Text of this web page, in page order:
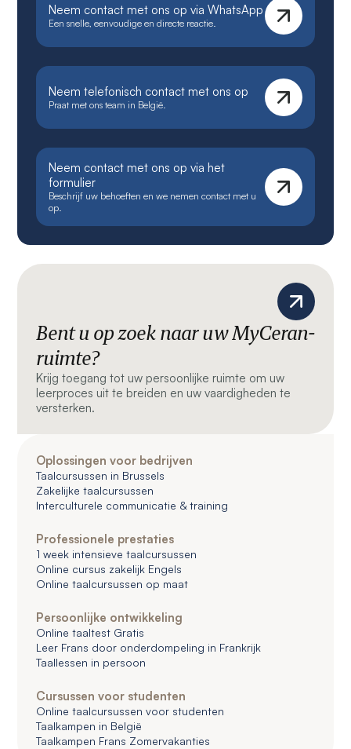
Neem contact met ons op via WhatsApp
Een snelle, eenvoudige en directe reactie.
Neem telefonisch contact met ons op
Praat met ons team in België.
Neem contact met ons op via het
formulier
Beschrijf uw behoeften en we nemen contact met u
op.
Bent u op zoek naar uw MyCeran-
ruimte?
Krijg toegang tot uw persoonlijke ruimte om uw
leerproces uit te breiden en uw vaardigheden te
versterken.
Oplossingen voor bedrijven
Taalcursussen in Brussels
Zakelijke taalcursussen
Interculturele communicatie & training
Professionele prestaties
1 week intensieve taalcursussen
Online cursus zakelijk Engels
Online taalcursussen op maat
Persoonlijke ontwikkeling
Online taaltest Gratis
Leer Frans door onderdompeling in Frankrijk
Taallessen in persoon
Cursussen voor studenten
Online taalcursussen voor studenten
Taalkampen in België
Taalkampen Frans Zomervakanties